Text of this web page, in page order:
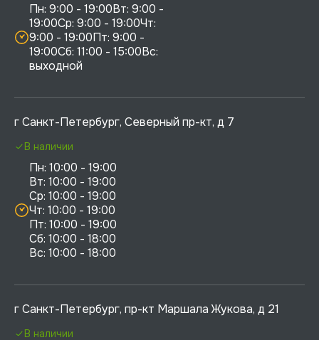
Пн: 9:00 - 19:00Вт: 9:00 -
19:00Ср: 9:00 - 19:00Чт:
9:00 - 19:00Пт: 9:00 -
19:00Сб: 11:00 - 15:00Вс:
выходной
г Санкт-Петербург, Северный пр-кт, д 7
Пн: 10:00 - 19:00
Вт: 10:00 - 19:00
Ср: 10:00 - 19:00
Чт: 10:00 - 19:00
Пт: 10:00 - 19:00
Сб: 10:00 - 18:00
В наличии
г Санкт-Петербург, пр-кт Маршала Жукова, д 21
В наличии